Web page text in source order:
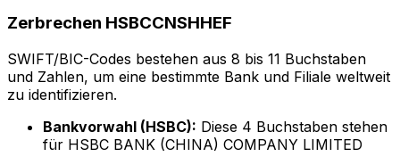
Zerbrechen HSBCCNSHHEF
SWIFT/BIC-Codes bestehen aus 8 bis 11 Buchstaben
und Zahlen, um eine bestimmte Bank und Filiale weltweit
zu identifizieren.
Bankvorwahl (HSBC): Diese 4 Buchstaben stehen
für HSBC BANK (CHINA) COMPANY LIMITED